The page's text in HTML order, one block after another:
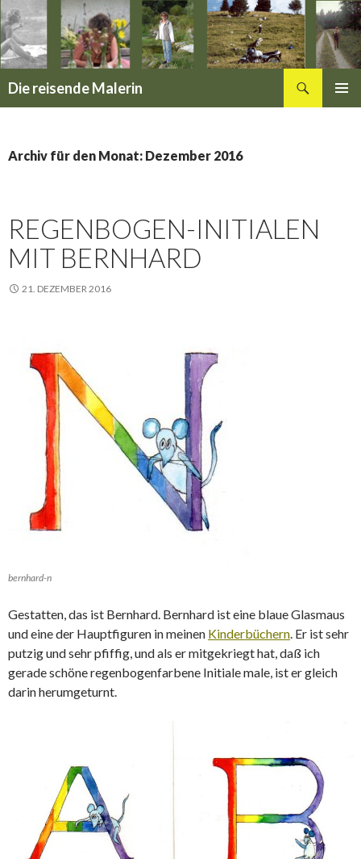
Die reisende Malerin
SPRINGE
INHALT
Archiv für den Monat: Dezember 2016
REGENBOGEN-INITIALEN
MIT BERNHARD
21. DEZEMBER 2016
bernhard-n
Gestatten, das ist Bernhard. Bernhard ist eine blaue Glasmaus
und eine der Hauptfiguren in meinen Kinderbüchern. Er ist sehr
putzig und sehr pfiffig, und als er mitgekriegt hat, daß ich
gerade schöne regenbogenfarbene Initiale male, ist er gleich
darin herumgeturnt.